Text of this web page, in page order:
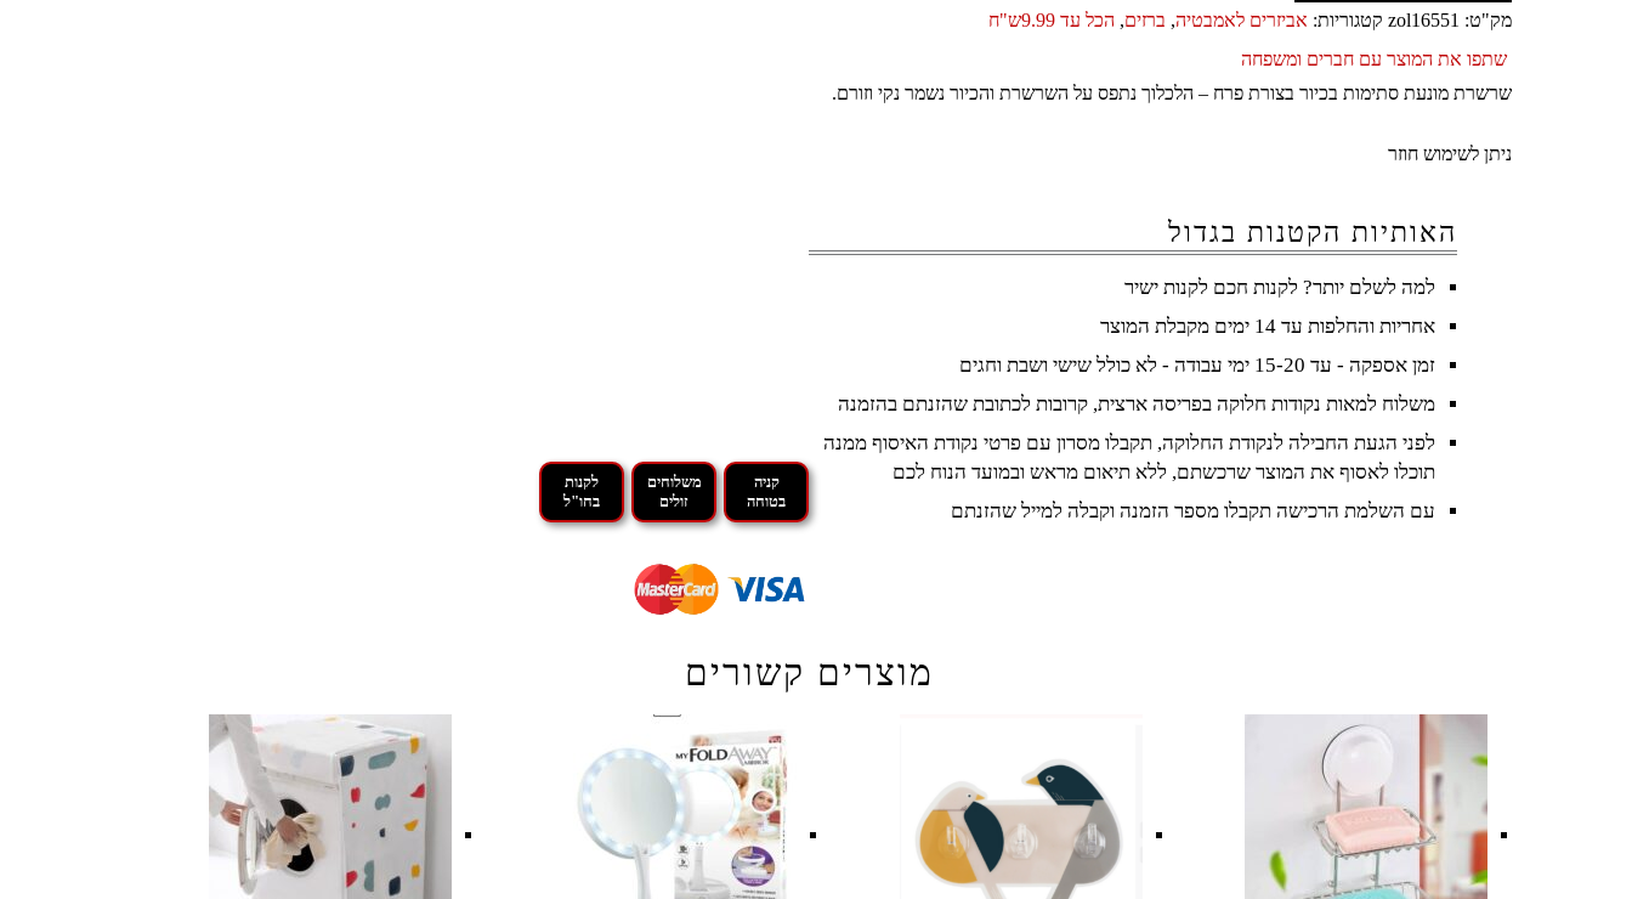
מק"ט: zol16551 קטגוריות: אביזרים לאמבטיה, ברזים, הכל עד 9.99ש"ח
שתפו את המוצר עם חברים ומשפחה
שרשרת מונעת סתימות בכיור בצורת פרח – הלכלוך נתפס על השרשרת והכיור נשמר נקי וזורם.
ניתן לשימוש חוזר
האותיות הקטנות בגדול
למה לשלם יותר? לקנות חכם לקנות ישיר
אחריות והחלפות עד 14 ימים מקבלת המוצר
זמן אספקה - עד 15-20 ימי עבודה - לא כולל שישי ושבת וחגים
משלוח למאות נקודות חלוקה בפריסה ארצית, קרובות לכתובת שהזנתם בהזמנה
לפני הגעת החבילה לנקודת החלוקה, תקבלו מסרון עם פרטי נקודת האיסוף ממנה
תוכלו לאסוף את המוצר שרכשתם, ללא תיאום מראש ובמועד הנוח לכם
עם השלמת הרכישה תקבלו מספר הזמנה וקבלה למייל שהזנתם
קניה
בטוחה
משלוחים
זולים
לקנות
בחו"ל
מוצרים קשורים